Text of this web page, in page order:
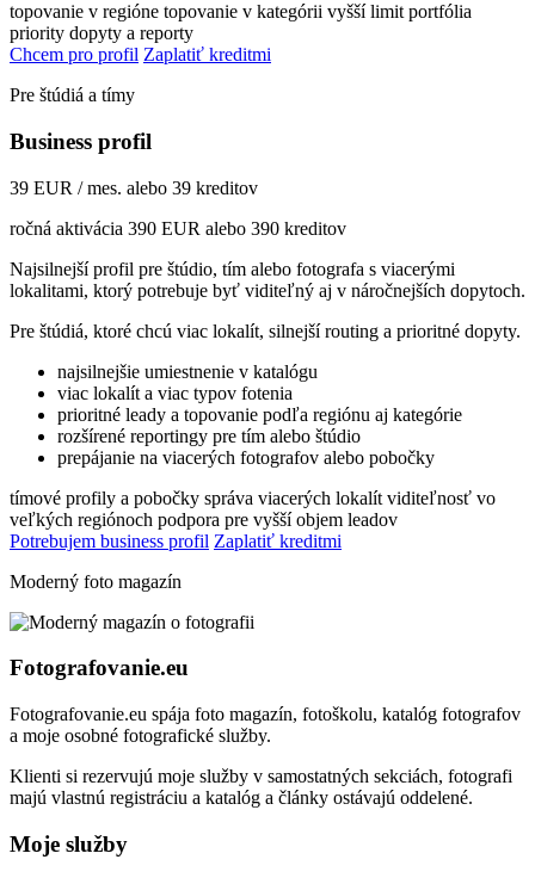
topovanie v regióne topovanie v kategórii vyšší limit portfólia
priority dopyty a reporty
Chcem pro profil Zaplatiť kreditmi
Pre štúdiá a tímy
Business profil
39 EUR / mes. alebo 39 kreditov
ročná aktivácia 390 EUR alebo 390 kreditov
Najsilnejší profil pre štúdio, tím alebo fotografa s viacerými
lokalitami, ktorý potrebuje byť viditeľný aj v náročnejších dopytoch.
Pre štúdiá, ktoré chcú viac lokalít, silnejší routing a prioritné dopyty.
najsilnejšie umiestnenie v katalógu
viac lokalít a viac typov fotenia
prioritné leady a topovanie podľa regiónu aj kategórie
rozšírené reportingy pre tím alebo štúdio
prepájanie na viacerých fotografov alebo pobočky
tímové profily a pobočky správa viacerých lokalít viditeľnosť vo
veľkých regiónoch podpora pre vyšší objem leadov
Potrebujem business profil Zaplatiť kreditmi
Moderný foto magazín
Fotografovanie.eu
Fotografovanie.eu spája foto magazín, fotoškolu, katalóg fotografov
a moje osobné fotografické služby.
Klienti si rezervujú moje služby v samostatných sekciách, fotografi
majú vlastnú registráciu a katalóg a články ostávajú oddelené.
Moje služby